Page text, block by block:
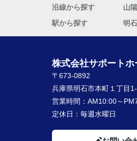
沿線から探す
山
駅から探す
明石
株式会社サポート
〒673-0892
兵庫県明石市本町１丁目
営業時間： AM10:00～
定休日： 毎週水曜日